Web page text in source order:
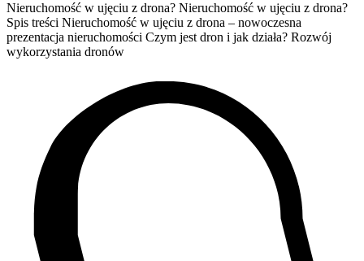
Nieruchomość w ujęciu z drona? Nieruchomość w ujęciu z drona?
Spis treści Nieruchomość w ujęciu z drona – nowoczesna
prezentacja nieruchomości Czym jest dron i jak działa? Rozwój
wykorzystania dronów